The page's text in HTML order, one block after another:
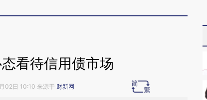
看待信用债市场
02日 10:10 来源于 财新网